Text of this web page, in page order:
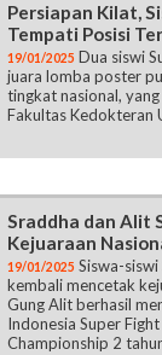
Persiapan Kilat,
Tempati Posisi
19/01/2025 Dua siswi
juara lomba poster
tingkat nasional,
Fakultas Kedokteran
Sraddha dan Alit
Kejuaraan
19/01/2025 Siswa-
kembali mencetak
Gung Alit berhasil
Indonesia Super
Championship 2